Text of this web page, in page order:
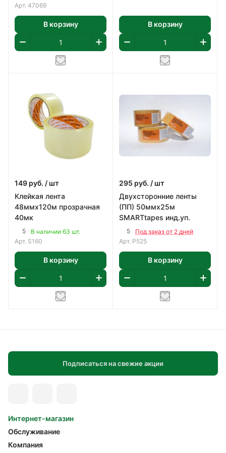
Арт. 47069
В корзину В корзину
149 руб. / шт
Клейкая лента
48ммх120м прозрачная
40мк
5
В наличии 63 шт.
Арт. S160
В корзину
295 руб. / шт
Двухсторонние ленты
(ПП) 50ммх25м
SMARTtapes инд.уп.
5
Под заказ от 2 дней
Арт. P525
В корзину
Подписаться на свежие акции
Интернет-магазин
Обслуживание
Компания